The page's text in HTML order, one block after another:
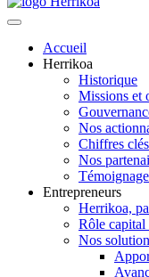
Accueil
Herrikoa
Historique
Missions et
Nos
Chiffres clés
Nos
Entrepreneurs
Herrikoa,
Rôle capital
Nos